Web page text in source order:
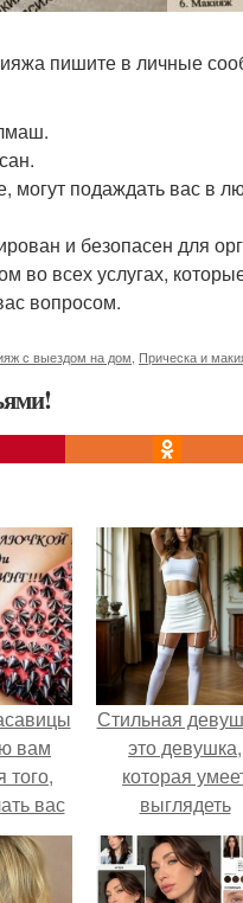
пишите в личные
могут подаждать вас в
и безопасен для
всех услугах,
вопросом.
с выездом на дом Прическа и
вам
того,
вас
Стильная
это девушка,
которая
выглядеть
элегантно в
ситуации.